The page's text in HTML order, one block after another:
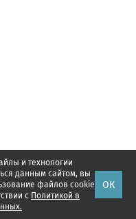
и технологии
данным сайтом, вы
файлов cookie
с Политикой в
ОК